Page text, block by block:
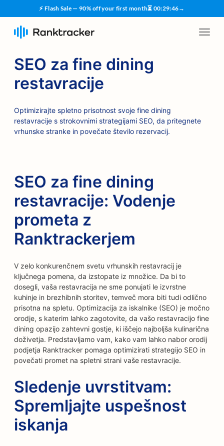
⚡ Flash Sale — 90% off your first month⏳ 00:29:45→
SEO za fine dining
restavracije
Optimizirajte spletno prisotnost svoje fine dining
restavracije s strokovnimi strategijami SEO, da pritegnete
vrhunske stranke in povečate število rezervacij.
SEO za fine dining
restavracije: Vodenje
prometa z
Ranktrackerjem
V zelo konkurenčnem svetu vrhunskih restavracij je
ključnega pomena, da izstopate iz množice. Da bi to
dosegli, vaša restavracija ne sme ponujati le izvrstne
kuhinje in brezhibnih storitev, temveč mora biti tudi odlično
prisotna na spletu. Optimizacija za iskalnike (SEO) je močno
orodje, s katerim lahko zagotovite, da vašo restavracijo fine
dining opazijo zahtevni gostje, ki iščejo najboljša kulinarična
doživetja. Predstavljamo vam, kako vam lahko nabor orodij
podjetja Ranktracker pomaga optimizirati strategijo SEO in
povečati promet na spletni strani vaše restavracije.
Sledenje uvrstitvam:
Spremljajte uspešnost
iskanja